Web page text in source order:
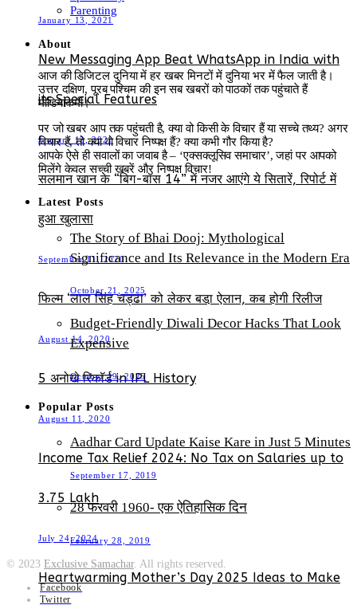
January 13, 2021
New Messaging App Beat WhatsApp in India with
its Special Features
January 12, 2021
सलमान खान के “बिग-बॉस 14” में नजर आएंगे ये सितारें, रिपोर्ट में
हुआ खुलासा
September 11, 2020
फिल्म ‘लाल सिंह चड्ढा’ को लेकर बडा़ ऐलान, कब होगी रिलीज
August 14, 2020
5 अनोखे रिकॉर्ड in IPL History
August 11, 2020
Income Tax Relief 2024: No Tax on Salaries up to
3.75 Lakh
July 24, 2024
Heartwarming Mother’s Day 2025 Ideas to Make
Parenting
About
आज की डिजिटल दुनिया में हर खबर मिनटों में दुनिया भर में फैल जाती है।
उत्तर दक्षिण, पूरब पश्चिम की इन सब खबरों को पाठकों तक पहुंचाते हैं
मीडियाकर्मी।
पर जो खबर आप तक पहुंचती है, क्या वो किसी के विचार हैं या सच्चे तथ्य? अगर
विचार हैं, तो क्या वो विचार निष्पक्ष हैं? क्या कभी गौर किया है?
आपके ऐसे ही सवालों का जवाब है – ‘एक्सक्लूसिव समाचार’, जहां पर आपको
मिलेंगे केवल सच्ची खबरें और निष्पक्ष विचार!
Latest Posts
The Story of Bhai Dooj: Mythological
Significance and Its Relevance in the Modern Era
October 21, 2025
Budget-Friendly Diwali Decor Hacks That Look
Expensive
October 19, 2025
Popular Posts
Aadhar Card Update Kaise Kare in Just 5 Minutes
September 17, 2019
28 फरवरी 1960- एक ऐतिहासिक दिन
February 28, 2019
© 2023 Exclusive Samachar. All rights reserved.
Facebook
Twitter